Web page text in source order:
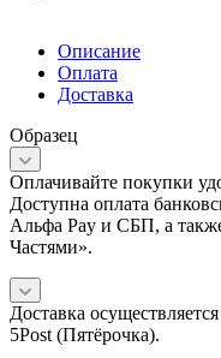
Описание
Оплата
Доставка
Образец
Оплачивайте покупки
Доступна оплата
Альфа Pay и СБП, а
Частями».
Доставка
5Post (Пятёрочка).